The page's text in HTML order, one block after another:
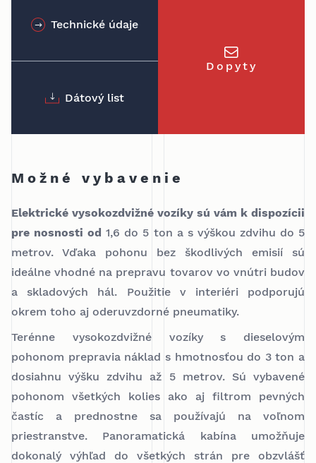
Technické údaje
Dátový list
Dopyty
Možné vybavenie
Elektrické vysokozdvižné vozíky sú vám k dispozícii
pre nosnosti od 1,6 do 5 ton a s výškou zdvihu do 5
metrov. Vďaka pohonu bez škodlivých emisií sú
ideálne vhodné na prepravu tovarov vo vnútri budov
a skladových hál. Použitie v interiéri podporujú
okrem toho aj oderuvzdorné pneumatiky.
Terénne vysokozdvižné vozíky s dieselovým
pohonom prepravia náklad s hmotnosťou do 3 ton a
dosiahnu výšku zdvihu až 5 metrov. Sú vybavené
pohonom všetkých kolies ako aj filtrom pevných
častíc a prednostne sa používajú na voľnom
priestranstve. Panoramatická kabína umožňuje
dokonalý výhľad do všetkých strán pre obzvlášť